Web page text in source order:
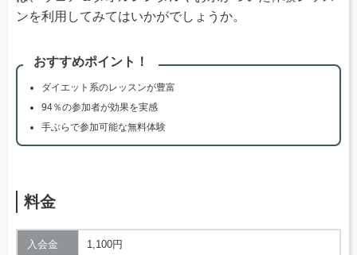
ンを利用してみてはいかがでしょうか。
おすすめポイント！
ダイエット系のレッスンが豊富
94％の参加者が効果を実感
手ぶらで参加可能な無料体験
料金
入会金 1,100円